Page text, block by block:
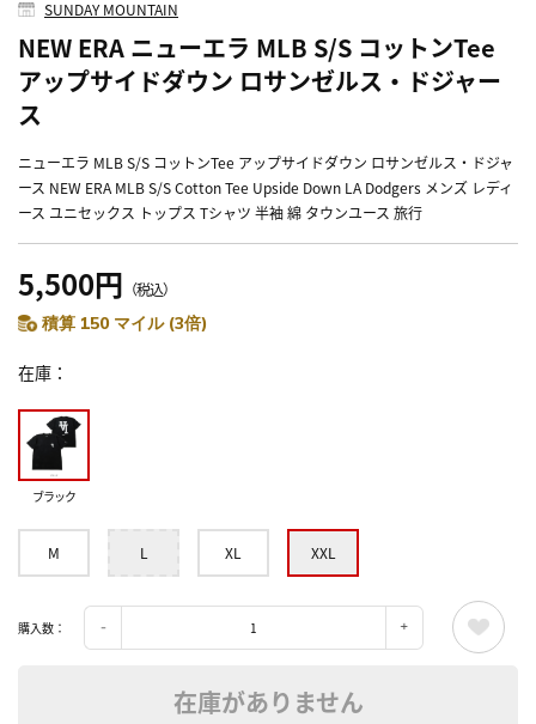
SUNDAY MOUNTAIN
NEW ERA ニューエラ MLB S/S コットンTee
アップサイドダウン ロサンゼルス・ドジャー
ス
ニューエラ MLB S/S コットンTee アップサイドダウン ロサンゼルス・ドジャ
ース NEW ERA MLB S/S Cotton Tee Upside Down LA Dodgers メンズ レディ
ース ユニセックス トップス Tシャツ 半袖 綿 タウンユース 旅行
5,500円 （税込）
積算 150 マイル (3倍)
在庫
ブラック
M L XL XXL
購入数：
在庫がありません